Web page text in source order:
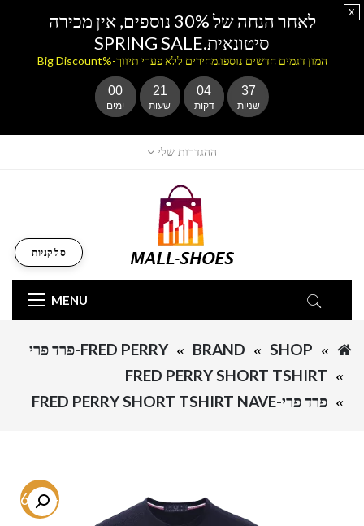
ההגדרות שלי
MENU
סל קניות
SHOP
BRAND
FRED PERRY-פרד פרי
FRED PERRY SHORT TSHIRT
פרד פרי-FRED PERRY SHORT TSHIRT NAVE
-56.6%
לאחר הנחה של 30% נוספים, אין מכירה
סיטונאית.SPRING SALE
המון דגמים חדשים נוספו.מחירים ללא פערי תיווך-%Big Discount
00
ימים
21
שעות
04
דקות
37
שניות
x